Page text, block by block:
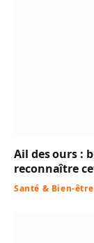
Ail des ours :
reconnaître
Santé & Bien-être